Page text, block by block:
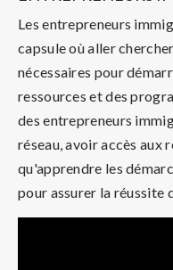
Les entrepreneurs
capsule où aller
nécessaires pour
ressources et des
des entrepreneurs
réseau, avoir accès aux
qu'apprendre les
pour assurer la réussite